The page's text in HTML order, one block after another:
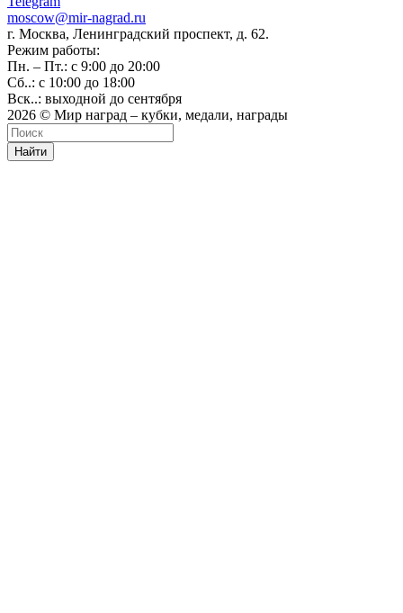
moscow@mir-nagrad.ru
г. Москва, Ленинградский проспект, д. 62.
Режим работы:
Пн. – Пт.: с 9:00 до 20:00
Сб..: с 10:00 до 18:00
Вск..: выходной до сентября
2026 © Мир наград – кубки, медали, награды
Найти